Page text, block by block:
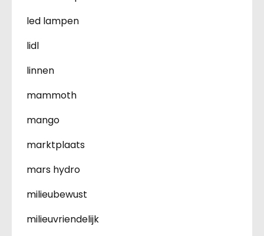
led lampen
lidl
linnen
mammoth
mango
marktplaats
mars hydro
milieubewust
milieuvriendelijk